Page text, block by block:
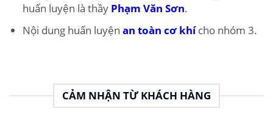
huấn luyện là thầy Phạm Văn Sơn.
Nội dung huấn luyện an toàn cơ khícho nhóm 3.
CẢM NHẬN TỪ KHÁCH HÀNG